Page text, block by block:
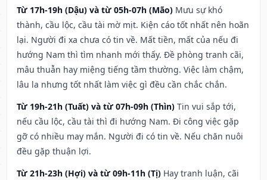
Từ 17h-19h (Dậu) và từ 05h-07h (Mão) Mưu sự khó
thành, cầu lộc, cầu tài mờ mịt. Kiện cáo tốt nhất nên hoãn
lại. Người đi xa chưa có tin về. Mất tiền, mất của nếu đi
hướng Nam thì tìm nhanh mới thấy. Đề phòng tranh cãi,
mâu thuẫn hay miệng tiếng tầm thường. Việc làm chậm,
lâu la nhưng tốt nhất làm việc gì đều cần chắc chắn.
Từ 19h-21h (Tuất) và từ 07h-09h (Thìn) Tin vui sắp tới,
nếu cầu lộc, cầu tài thì đi hướng Nam. Đi công việc gặp
gỡ có nhiều may mắn. Người đi có tin về. Nếu chăn nuôi
đều gặp thuận lợi.
Từ 21h-23h (Hợi) và từ 09h-11h (Tị) Hay tranh luận, cãi